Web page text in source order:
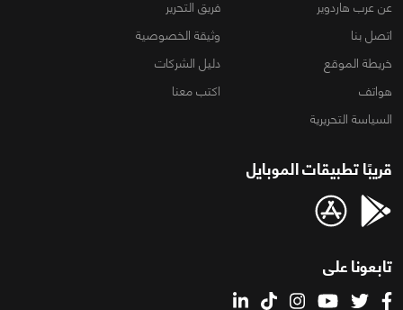
عن عرب هاردوير
فريق التحرير
اتصل بنا
وثيقة الخصوصية
خريطة الموقع
دليل الشركات
هواتف
اكتب معنا
السياسة التحريرية
قريبًا تطبيقات الموبايل
تابعونا على